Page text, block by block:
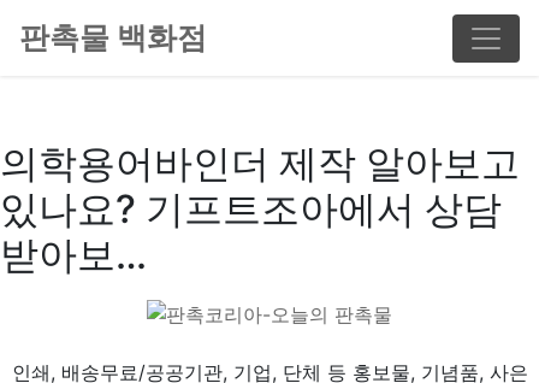
판촉물 백화점
의학용어바인더 제작 알아보고
있나요? 기프트조아에서 상담
받아보…
인쇄, 배송무료/공공기관, 기업, 단체 등 홍보물, 기념품, 사은